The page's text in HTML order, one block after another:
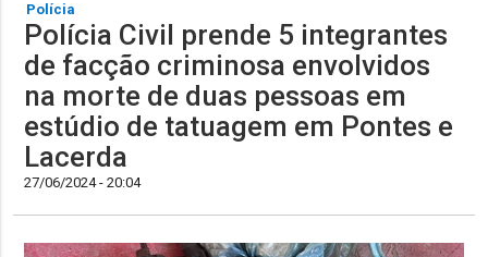
Polícia
Polícia Civil prende 5 integrantes
de facção criminosa envolvidos
na morte de duas pessoas em
estúdio de tatuagem em Pontes e
Lacerda
27/06/2024 - 20:04